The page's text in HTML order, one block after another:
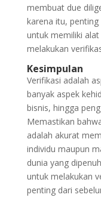
membuat due
karena itu,
untuk memiliki
melakukan
Kesimpulan
Verifikasi adalah
banyak aspek
bisnis, hingga
Memastikan
adalah akurat
individu maupun
dunia yang
untuk melakukan
penting dari